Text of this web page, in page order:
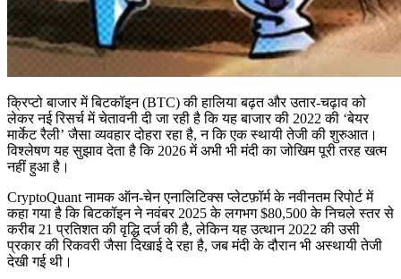
क्रिप्टो बाजार में बिटकॉइन (BTC) की हालिया बढ़त और उतार-चढ़ाव को
लेकर नई रिसर्च में चेतावनी दी जा रही है कि यह बाजार की 2022 की ‘बेयर
मार्केट रैली’ जैसा व्यवहार दोहरा रहा है, न कि एक स्थायी तेजी की शुरुआत।
विश्लेषण यह सुझाव देता है कि 2026 में अभी भी मंदी का जोखिम पूरी तरह खत्म
नहीं हुआ है।
CryptoQuant नामक ऑन-चेन एनालिटिक्स प्लेटफ़ॉर्म के नवीनतम रिपोर्ट में
कहा गया है कि बिटकॉइन ने नवंबर 2025 के लगभग $80,500 के निचले स्तर से
करीब 21 प्रतिशत की वृद्धि दर्ज की है, लेकिन यह उत्थान 2022 की उसी
प्रकार की रिकवरी जैसा दिखाई दे रहा है, जब मंदी के दौरान भी अस्थायी तेजी
देखी गई थी।